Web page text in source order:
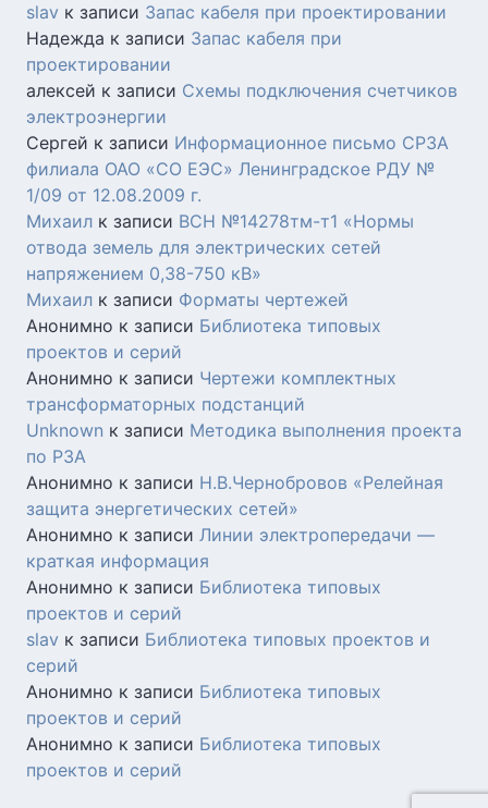
slav к записи Запас кабеля при проектировании
Надежда к записи Запас кабеля при
проектировании
алексей к записи Схемы подключения счетчиков
электроэнергии
Сергей к записи Информационное письмо СРЗА
филиала ОАО «СО ЕЭС» Ленинградское РДУ №
1/09 от 12.08.2009 г.
Михаил к записи ВСН №14278тм-т1 «Нормы
отвода земель для электрических сетей
напряжением 0,38-750 кВ»
Михаил к записи Форматы чертежей
Анонимно к записи Библиотека типовых
проектов и серий
Анонимно к записи Чертежи комплектных
трансформаторных подстанций
Unknown к записи Методика выполнения проекта
по РЗА
Анонимно к записи Н.В.Чернобровов «Релейная
защита энергетических сетей»
Анонимно к записи Линии электропередачи —
краткая информация
Анонимно к записи Библиотека типовых
проектов и серий
slav к записи Библиотека типовых проектов и
серий
Анонимно к записи Библиотека типовых
проектов и серий
Анонимно к записи Библиотека типовых
проектов и серий